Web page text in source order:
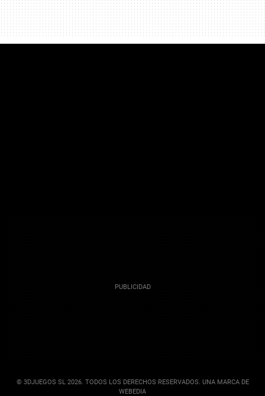
© 3DJUEGOS SL 2026. TODOS LOS DERECHOS RESERVADOS. UNA MARCA DE
WEBEDIA